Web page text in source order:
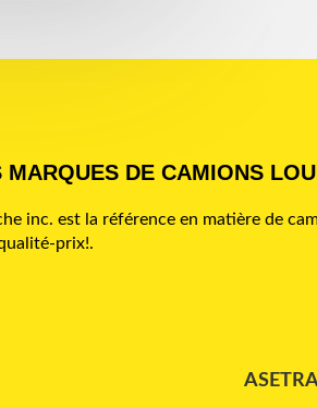
MARQUES DE CAMIONS
inc. est la référence en matière de
prix!.